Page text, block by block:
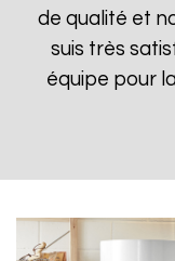
de qualité et
suis très
équipe pour